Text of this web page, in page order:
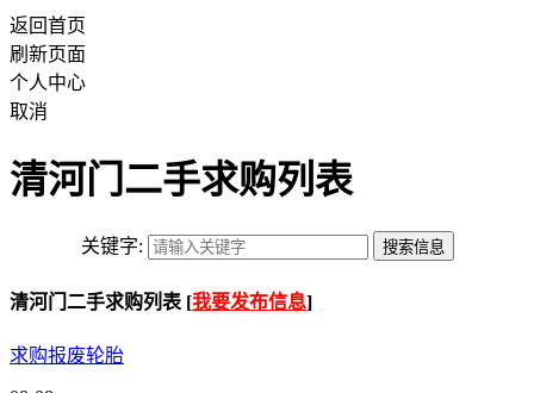
返回首页
刷新页面
个人中心
取消
清河门二手求购列表
关键字:
清河门二手求购列表 [我要发布信息]
求购报废轮胎